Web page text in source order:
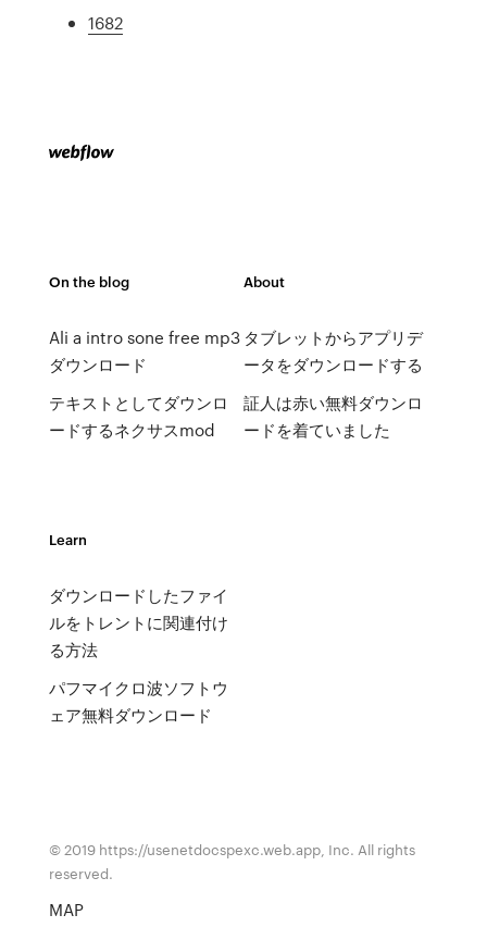
1682
On the blog
Ali a intro sone free mp3
ダウンロード
テキストとしてダウンロ
ードするネクサスmod
About
タブレットからアプリデ
ータをダウンロードする
証人は赤い無料ダウンロ
ードを着ていました
Learn
ダウンロードしたファイ
ルをトレントに関連付け
る方法
パフマイクロ波ソフトウ
ェア無料ダウンロード
© 2019 https://usenetdocspexc.web.app, Inc. All rights
reserved.
MAP